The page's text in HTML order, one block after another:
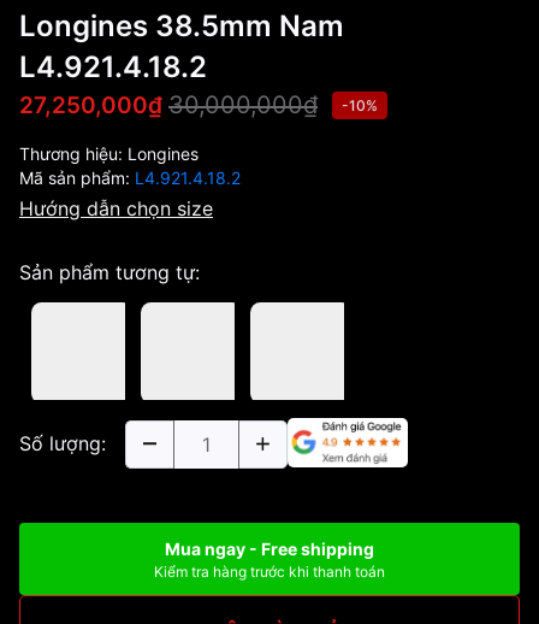
Longines 38.5mm Nam
L4.921.4.18.2
27,250,000₫ 30,000,000₫ -10%
Thương hiệu: Longines
Mã sản phẩm: L4.921.4.18.2
Hướng dẫn chọn size
Sản phẩm tương tự:
Số lượng:
Mua ngay - Free shipping
Kiểm tra hàng trước khi thanh toán